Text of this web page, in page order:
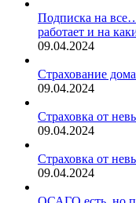
Подписка на
работает и на
09.04.2024
Страхование
09.04.2024
Страховка от
09.04.2024
Страховка от
09.04.2024